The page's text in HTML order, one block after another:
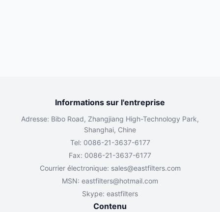
Informations sur l'entreprise
Adresse: Bibo Road, Zhangjiang High-Technology Park,
Shanghai, Chine
Tel: 0086-21-3637-6177
Fax: 0086-21-3637-6177
Courrier électronique: sales@eastfilters.com
MSN: eastfilters@hotmail.com
Skype: eastfilters
Contenu